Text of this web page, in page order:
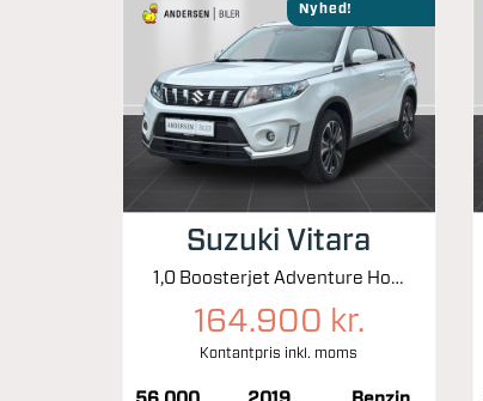
Nyhed!
Suzuki Vitara
1,0 Boosterjet Adventure Holiday 112HK 5d 6g Aut.
164.900 kr.
Kontantpris inkl. moms